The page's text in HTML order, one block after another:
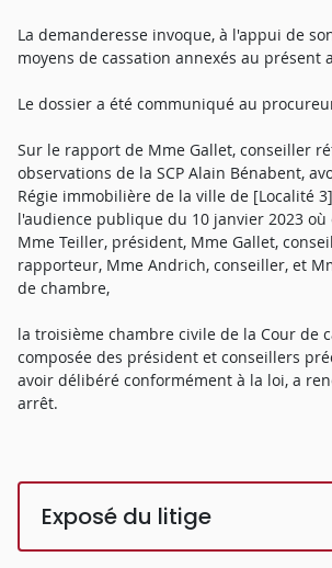
La demanderesse invoque, à l'appui de
moyens de cassation annexés au présent
Le dossier a été communiqué au
Sur le rapport de Mme Gallet, conseiller
observations de la SCP Alain Bénabent,
Régie immobilière de la ville de [Localité
l'audience publique du 10 janvier 2023
Mme Teiller, président, Mme Gallet,
rapporteur, Mme Andrich, conseiller, et
de chambre,
la troisième chambre civile de la Cour de
composée des président et conseillers
avoir délibéré conformément à la loi, a
arrêt.
Exposé du litige